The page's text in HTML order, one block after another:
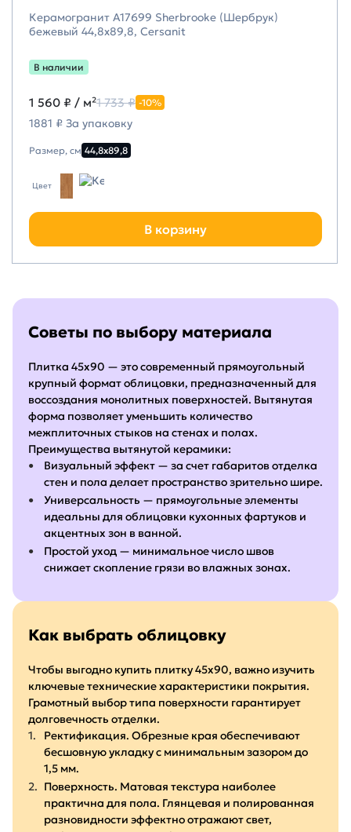
Керамогранит A17699 Sherbrooke (Шербрук)
бежевый 44,8х89,8, Cersanit
В наличии
1 560 ₽ / м²1 733 ₽ -10%
1881 ₽ За упаковку
Размер, см 44,8х89,8
Цвет
В корзину
Советы по выбору материала
Плитка 45х90 — это современный прямоугольный
крупный формат облицовки, предназначенный для
воссоздания монолитных поверхностей. Вытянутая
форма позволяет уменьшить количество
межплиточных стыков на стенах и полах.
Преимущества вытянутой керамики:
Визуальный эффект — за счет габаритов отделка
стен и пола делает пространство зрительно шире.
Универсальность — прямоугольные элементы
идеальны для облицовки кухонных фартуков и
акцентных зон в ванной.
Простой уход — минимальное число швов
снижает скопление грязи во влажных зонах.
Как выбрать облицовку
Чтобы выгодно купить плитку 45х90, важно изучить
ключевые технические характеристики покрытия.
Грамотный выбор типа поверхности гарантирует
долговечность отделки.
Ректификация. Обрезные края обеспечивают
бесшовную укладку с минимальным зазором до
1,5 мм.
Поверхность. Матовая текстура наиболее
практична для пола. Глянцевая и полированная
разновидности эффектно отражают свет,